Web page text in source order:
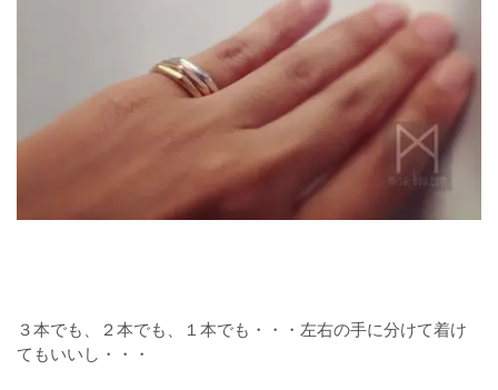
３本でも、２本でも、１本でも・・・左右の手に分けて着け
てもいいし・・・